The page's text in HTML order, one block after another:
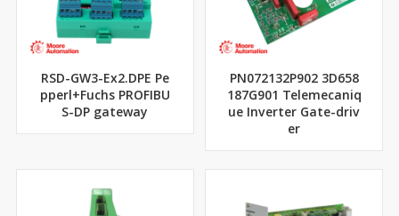
RSD-GW3-Ex2.DPE Pe
pperl+Fuchs PROFIBU
S-DP gateway
PN072132P902 3D658
187G901 Telemecaniq
ue Inverter Gate-driv
er